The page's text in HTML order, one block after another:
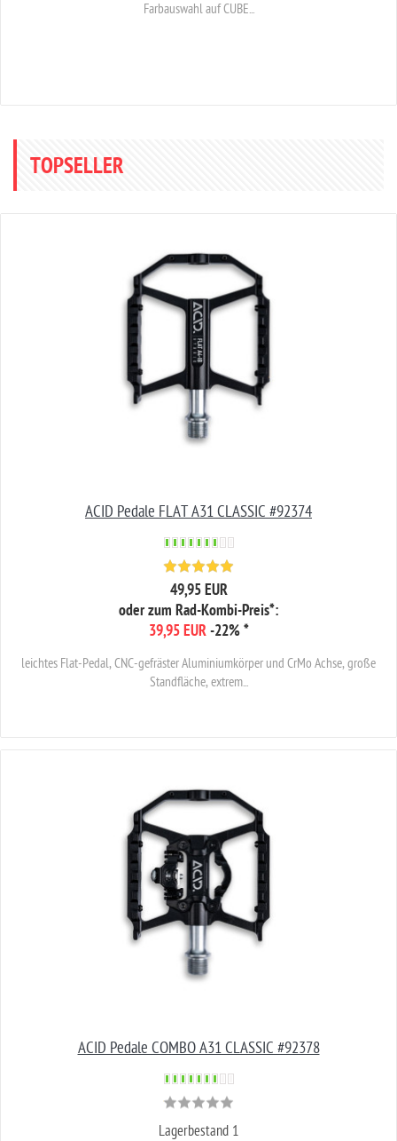
Farbauswahl auf CUBE...
TOPSELLER
ACID Pedale FLAT A31 CLASSIC #92374
49,95 EUR
oder zum Rad-Kombi-Preis*:
39,95 EUR -22%*
leichtes Flat-Pedal, CNC-gefräster Aluminiumkörper und CrMo Achse, große
Standfläche, extrem...
ACID Pedale COMBO A31 CLASSIC #92378
Lagerbestand 1